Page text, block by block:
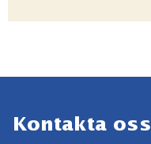
Kontakta oss